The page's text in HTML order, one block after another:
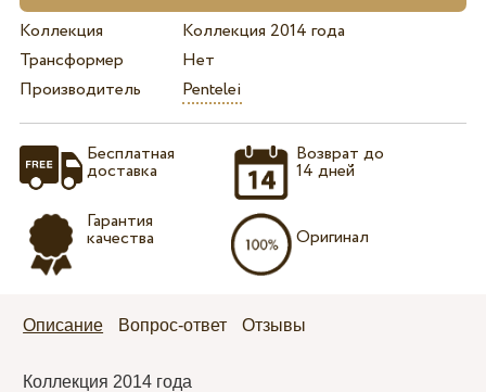
Коллекция
Коллекция 2014 года
Трансформер
Нет
Производитель
Pentelei
Бесплатная
доставка
Гарантия
качества
Возврат до
14 дней
Оригинал
Описание Вопрос-ответ Отзывы
Коллекция 2014 года